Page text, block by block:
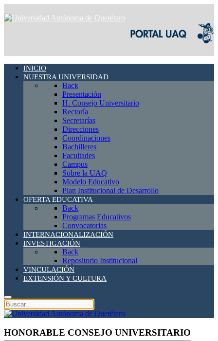
INICIO
NUESTRA UNIVERSIDAD
Back
Presentación
H. Consejo Universitario
Rectoría
Secretarías
Direcciones
Coordinaciones
Bachilleres
Facultades
Campus
Sobre la UAQ
Modelo Educativo
Plan Institucional de Desarrollo
OFERTA EDUCATIVA
Back
Programas Educativos
Convocatorias
INTERNACIONALIZACIÓN
INVESTIGACIÓN
Back
Repositorio Institucional
VINCULACIÓN
EXTENSIÓN Y CULTURA
HONORABLE CONSEJO UNIVERSITARIO